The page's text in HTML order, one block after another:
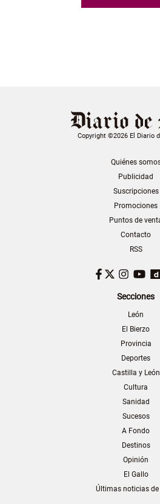
Copyright ©2026 El Diario
Quiénes
Publicidad
Suscripciones
Promociones
Puntos de
Contacto
RSS
Facebook
Twitter
Secciones
León
El Bierzo
Provincia
Deportes
Castilla y León
Cultura
Sanidad
Sucesos
A Fondo
Destinos
Opinión
El Gallo
Últimas noticias de